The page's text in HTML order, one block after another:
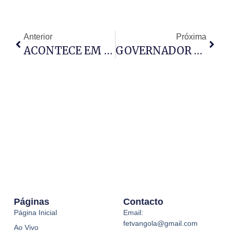
Anterior
ACONTECE EM TODO O PAÍS NESTE SÁBADO
Próxima
GOVERNADOR DA PROVÍNCIA DO UÍGE APELA MELHOR…
Páginas
Página Inicial
Ao Vivo
Contacto
Email:
fetvangola@gmail.com